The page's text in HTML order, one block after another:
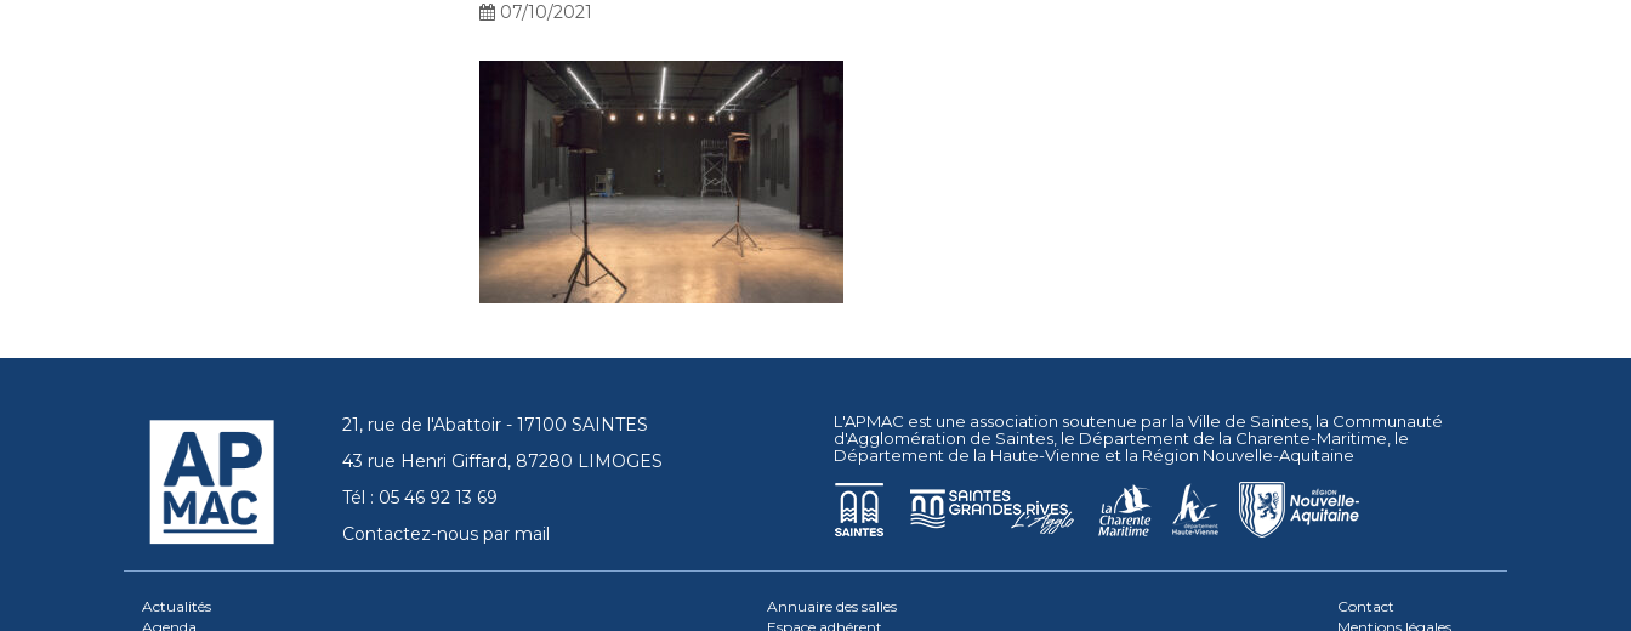
07/10/2021
21, rue de l'Abattoir - 17100 SAINTES
43 rue Henri Giffard, 87280 LIMOGES
Tél : 05 46 92 13 69
Contactez-nous par mail
L'APMAC est une association soutenue par la Ville de Saintes , la Communauté
d'Agglomération de Saintes , le Département de la Charente-Maritime , le
Département de la Haute-Vienne et la Région Nouvelle-Aquitaine
Actualités
Agenda
Annuaire des salles
Espace adhérent
Contact
Mentions légales